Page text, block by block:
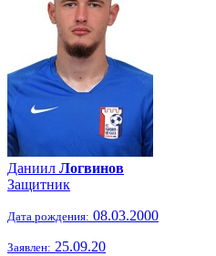
Даниил Логвинов
Защитник
Дата рождения: 08.03.2000
Заявлен: 25.09.20